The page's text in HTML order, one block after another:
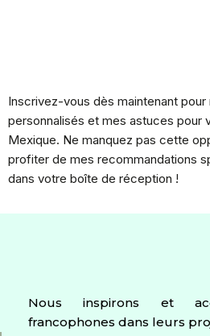
Inscrivez-vous dès maintenant
personnalisés et mes astuces pour
Mexique. Ne manquez pas cette
profiter de mes recommandations
dans votre boîte de réception !
Nous inspirons et
francophones dans leurs